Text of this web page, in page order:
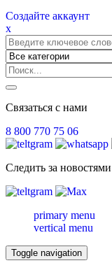
Создайте аккаунт
x
Связаться с нами
8 800 770 75 06
Следить за новостями
primary menu
vertical menu
Toggle navigation